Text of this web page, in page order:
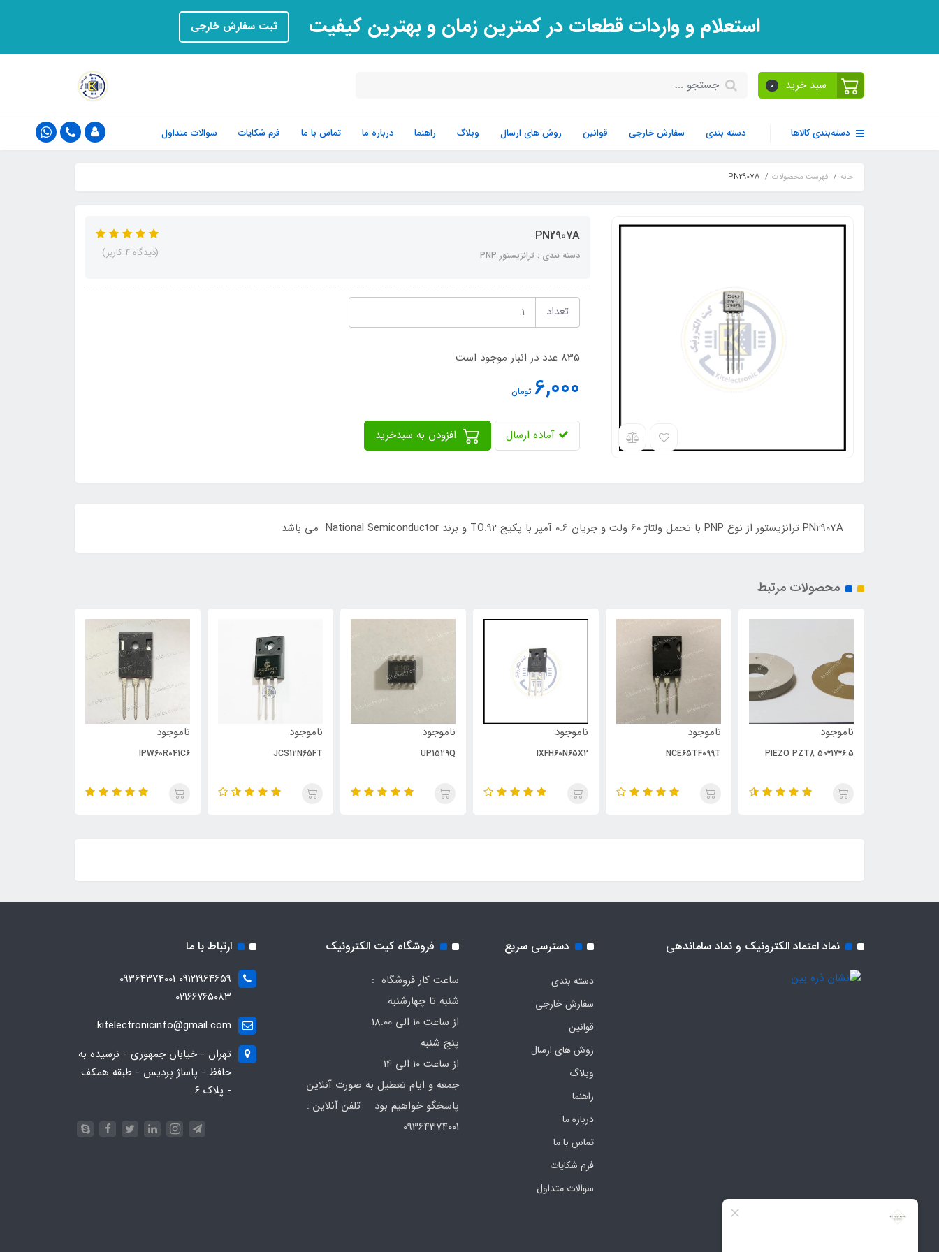
استعلام و واردات قطعات در کمترین زمان و بهترین کیفیت ثبت سفارش خارجی
سبد خرید 0
دسته‌بندی کالاها دسته بندی سفارش خارجی قوانین روش های ارسال وبلاگ راهنما درباره ما تماس با ما فرم‌ شکایات سوالات متداول
خانه فهرست محصولات PN2907A
PN2907A
دسته بندی : ترانزیستور PNP (دیدگاه 4 کاربر)
تعداد
835 عدد در انبار موجود است
6,000تومان
آماده ارسال
محصولات مرتبط
ناموجود
PIEZO PZT8 50*17*6.5
ناموجود
NCE65TF099T
ناموجود
IXFH60N65X2
ناموجود
UP1529Q
ناموجود
JCS12N65FT
ناموجود
IPW60R041C6
نماد اعتماد الکترونیک و نماد ساماندهی دسترسی سریع
دسته بندی
سفارش خارجی
قوانین
روش های ارسال
وبلاگ
راهنما
درباره ما
تماس با ما
فرم‌ شکایات
سوالات متداول
فروشگاه کیت الکترونیک
ساعت کار فروشگاه :
شنبه تا چهارشنبه
از ساعت 10 الی 18:00
پنج شنبه
از ساعت 10 الی 14
جمعه و ایام تعطیل به صورت آنلاین
پاسخگو خواهیم بود تلفن آنلاین :
ارتباط با ما
09121964659 09364374001
۰۲۱۶۶۷۶۵۰۸۳
kitelectronicinfo@gmail.com
تهران - خیابان جمهوری - نرسیده به
حافظ - پاساژ پردیس - طبقه همکف
- پلاک ۶